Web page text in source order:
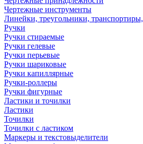
Чертежные инструменты
Линейки, треугольники,
Ручки
Ручки стираемые
Ручки гелевые
Ручки перьевые
Ручки шариковые
Ручки капиллярные
Ручки-роллеры
Ручки фигурные
Ластики и точилки
Ластики
Точилки
Точилки с ластиком
Маркеры и текстовыделители